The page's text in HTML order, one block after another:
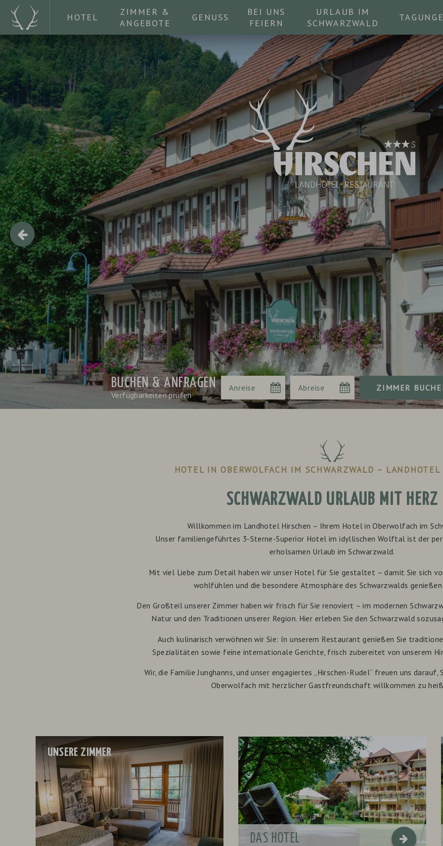
HOTEL
ZIMMER &
ANGEBOTE
GENUSS
BEI UNS
FEIERN
URLAUB IM
SCHWARZWALD
BUCHEN & ANFRAGEN
Verfügbarkeiten prüfen
Anreise Abreise Buchen
HOTEL IN OBERWOLFACH IM SCHWARZWALD – LANDHOTEL
SCHWARZWALD URLAUB MIT HERZ
Willkommen im Landhotel Hirschen – Ihrem Hotel in Oberwolfach im
Unser familiengeführtes 3-Sterne-Superior Hotel im idyllischen Wolftal ist der
erholsamen Urlaub im Schwarzwald.
Mit viel Liebe zum Detail haben wir unser Hotel für Sie gestaltet – damit Sie sich
wohlfühlen und die besondere Atmosphäre des Schwarzwalds genießen
Den Großteil unserer Zimmer haben wir frisch für Sie renoviert – im modernen
Natur und den Traditionen unserer Region. Hier erleben Sie den Schwarzwald
Auch kulinarisch verwöhnen wir Sie: In unserem Restaurant genießen Sie
Spezialitäten sowie feine internationale Gerichte, frisch zubereitet von unserem
Wir, die Familie Junghanns, und unser engagiertes „Hirschen-Rudel“ freuen uns
Oberwolfach mit herzlicher Gastfreundschaft willkommen zu
UNSERE ZIMMER
DAS HOTEL